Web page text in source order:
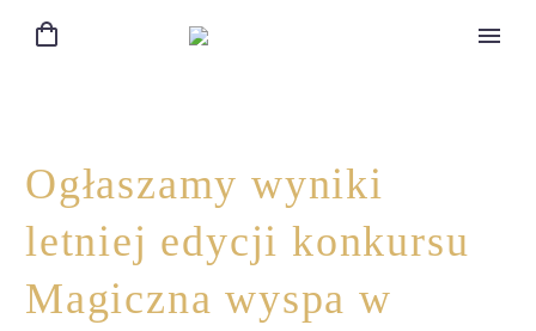
Ogłaszamy wyniki
letniej edycji konkursu
Magiczna wyspa w